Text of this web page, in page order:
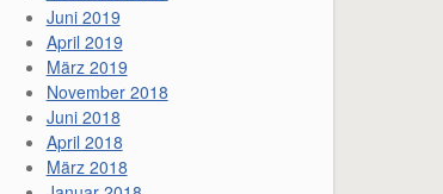
Juni 2019
April 2019
März 2019
November 2018
Juni 2018
April 2018
März 2018